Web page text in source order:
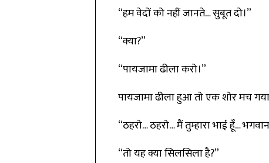
“हम वेदों को नहीं जानते… सुबूत दो।”
“क्या?”
“पायजामा ढीला करो।”
पायजामा ढीला हुआ तो एक शोर मच
“ठहरो… ठहरो… मैं तुम्हारा भाई हूँ…
“तो यह क्या सिलसिला है?”